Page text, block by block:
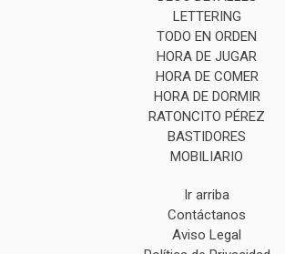
LETTERING
TODO EN ORDEN
HORA DE JUGAR
HORA DE COMER
HORA DE DORMIR
RATONCITO PÉREZ
BASTIDORES
MOBILIARIO
Ir arriba
Contáctanos
Aviso Legal